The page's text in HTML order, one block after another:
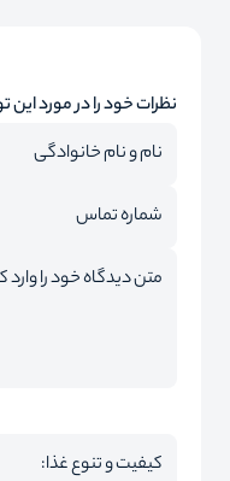
نظرات خود را در مورد این
کیفیت و تنوع غذا: